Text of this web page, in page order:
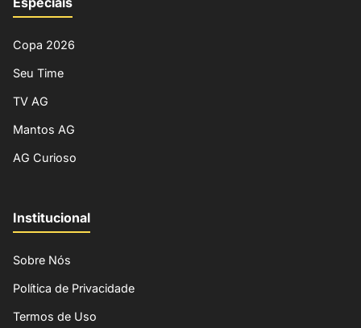
Copa 2026
Seu Time
TV AG
Mantos AG
AG Curioso
Institucional
Sobre Nós
Política de Privacidade
Termos de Uso